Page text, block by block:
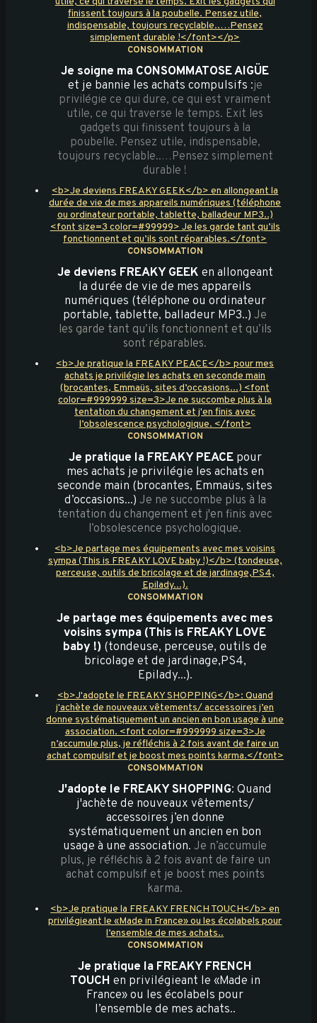
finissent toujours à la poubelle. Pensez utile,
indispensable, toujours recyclable..…Pensez
simplement durable !</font></p>
CONSOMMATION
Je soigne ma CONSOMMATOSE AIGÜE
et je bannie les achats compulsifs :je
privilégie ce qui dure, ce qui est vraiment
utile, ce qui traverse le temps. Exit les
gadgets qui finissent toujours à la
poubelle. Pensez utile, indispensable,
toujours recyclable..…Pensez simplement
durable !
<b>Je deviens FREAKY GEEK</b> en allongeant la
durée de vie de mes appareils numériques (téléphone
ou ordinateur portable, tablette, balladeur MP3..)
<font size=3 color=#99999> Je les garde tant qu’ils
fonctionnent et qu’ils sont réparables.</font>
CONSOMMATION
Je deviens FREAKY GEEK en allongeant
la durée de vie de mes appareils
numériques (téléphone ou ordinateur
portable, tablette, balladeur MP3..) Je
les garde tant qu’ils fonctionnent et qu’ils
sont réparables.
<b>Je pratique la FREAKY PEACE</b> pour mes
achats je privilégie les achats en seconde main
(brocantes, Emmaüs, sites d’occasions...) <font
color=#999999 size=3>Je ne succombe plus à la
tentation du changement et j'en finis avec
l’obsolescence psychologique. </font>
CONSOMMATION
Je pratique la FREAKY PEACEpour
mes achats je privilégie les achats en
seconde main (brocantes, Emmaüs, sites
d’occasions...) Je ne succombe plus à la
tentation du changement et j'en finis avec
l’obsolescence psychologique.
<b>Je partage mes équipements avec mes voisins
sympa (This is FREAKY LOVE baby !)</b> (tondeuse,
perceuse, outils de bricolage et de jardinage,PS4,
Epilady...).
CONSOMMATION
Je partage mes équipements avec mes
voisins sympa (This is FREAKY LOVE
baby !) (tondeuse, perceuse, outils de
bricolage et de jardinage,PS4,
Epilady...).
<b>J'adopte le FREAKY SHOPPING</b>: Quand
j'achète de nouveaux vêtements/ accessoires j’en
donne systématiquement un ancien en bon usage à une
association. <font color=#999999 size=3>Je
n’accumule plus, je réfléchis à 2 fois avant de faire un
achat compulsif et je boost mes points karma.</font>
CONSOMMATION
J'adopte le FREAKY SHOPPING: Quand
j'achète de nouveaux vêtements/
accessoires j’en donne
systématiquement un ancien en bon
usage à une association.Je n’accumule
plus, je réfléchis à 2 fois avant de faire un
achat compulsif et je boost mes points
karma.
<b>Je pratique la FREAKY FRENCH TOUCH</b> en
privilégieant le «Made in France» ou les écolabels pour
l’ensemble de mes achats..
CONSOMMATION
Je pratique la FREAKY FRENCH
TOUCH en privilégieant le «Made in
France» ou les écolabels pour
l’ensemble de mes achats..